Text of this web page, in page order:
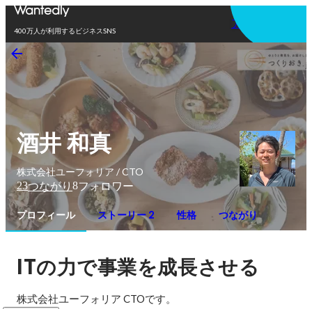
400万人が利用するビジネスSNS
アプリを使う
酒井 和真
株式会社ユーフォリア / CTO
23つながり 8フォロワー
プロフィール ストーリー 2 性格 つながり
ITの力で事業を成長させる
株式会社ユーフォリア CTOです。